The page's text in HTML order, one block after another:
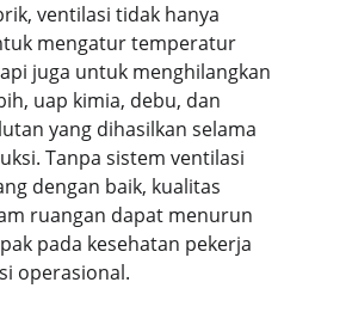
ventilasi tidak hanya
mengatur temperatur
juga untuk menghilangkan
uap kimia, debu, dan
yang dihasilkan selama
Tanpa sistem ventilasi
dengan baik, kualitas
ruangan dapat menurun
pada kesehatan pekerja
operasional.